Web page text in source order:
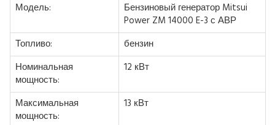
Модель:
Бензиновый генератор Mitsui
Power ZM 14000 E-3 с АВР
Топливо:
бензин
Номинальная
мощность:
12 кВт
Максимальная
мощность:
13 кВт